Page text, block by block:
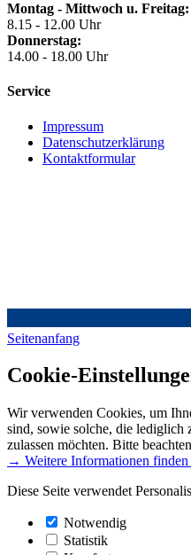
Montag - Mittwoch u. Freitag:
8.15 - 12.00 Uhr
Donnerstag:
14.00 - 18.00 Uhr
Service
Impressum
Datenschutzerklärung
Kontaktformular
Seitenanfang
Cookie-
Wir verwenden Cookies, um
sind, sowie solche, die lediglich
zulassen möchten. Bitte
→ Weitere Informationen finden
Diese Seite verwendet
Notwendig
Statistik